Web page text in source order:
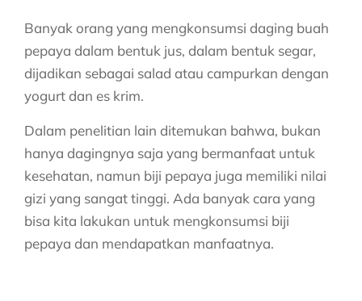
Banyak orang yang mengkonsumsi daging buah
pepaya dalam bentuk jus, dalam bentuk segar,
dijadikan sebagai salad atau campurkan dengan
yogurt dan es krim.
Dalam penelitian lain ditemukan bahwa, bukan
hanya dagingnya saja yang bermanfaat untuk
kesehatan, namun biji pepaya juga memiliki nilai
gizi yang sangat tinggi. Ada banyak cara yang
bisa kita lakukan untuk mengkonsumsi biji
pepaya dan mendapatkan manfaatnya.